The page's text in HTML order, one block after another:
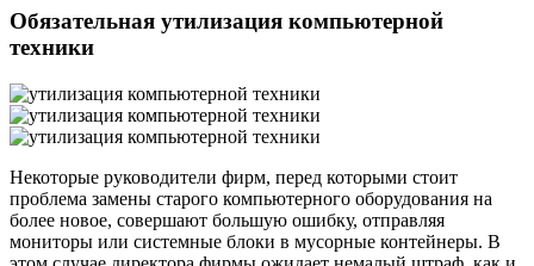
Обязательная утилизация компьютерной
техники
Некоторые руководители фирм, перед которыми стоит
проблема замены старого компьютерного оборудования на
более новое, совершают большую ошибку, отправляя
мониторы или системные блоки в мусорные контейнеры. В